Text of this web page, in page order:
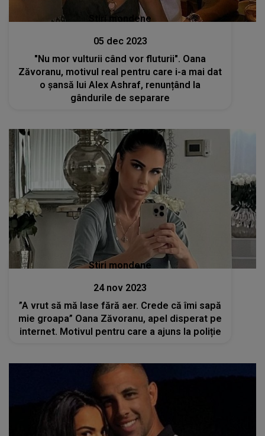
Stiri mondene
05 dec 2023
"Nu mor vulturii când vor fluturii". Oana
Zăvoranu, motivul real pentru care i-a mai dat
o șansă lui Alex Ashraf, renunțând la
gândurile de separare
Stiri mondene
24 nov 2023
”A vrut să mă lase fără aer. Crede că îmi sapă
mie groapa” Oana Zăvoranu, apel disperat pe
internet. Motivul pentru care a ajuns la poliție